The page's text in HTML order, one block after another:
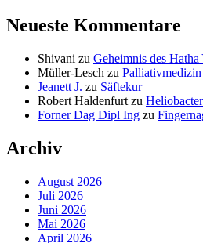
Neueste Kommentare
Shivani zu Geheimnis des
Müller-Lesch zu Palliativmedizin
Jeanett J. zu Säftekur
Robert Haldenfurt zu
Forner Dag Dipl Ing zu
Archiv
August 2026
Juli 2026
Juni 2026
Mai 2026
April 2026